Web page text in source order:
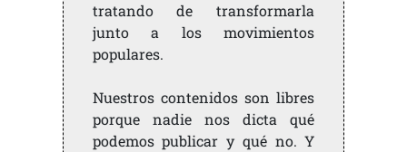
tratando de transformarla
junto a los movimientos
populares.
Nuestros contenidos son libres
porque nadie nos dicta qué
podemos publicar y qué no. Y